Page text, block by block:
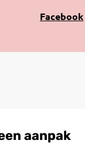
Share
Facebook
aanpak